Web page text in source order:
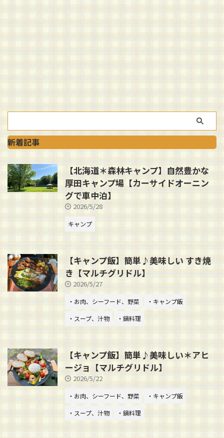
新着記事
【北海道＊森林キャンプ】自然豊かな
厚田キャンプ場【カーサイドオーニン
グで車中泊】
2026/5/28
キャンプ
【キャンプ飯】簡単♪美味しい すき焼
き【マルチグリドル】
2026/5/27
・お肉、シーフード、野菜
・キャンプ飯
・スープ、汁物
・鍋料理
【キャンプ飯】簡単♪美味しい＊アヒ
ージョ【マルチグリドル】
2026/5/22
・お肉、シーフード、野菜
・キャンプ飯
・スープ、汁物
・鍋料理